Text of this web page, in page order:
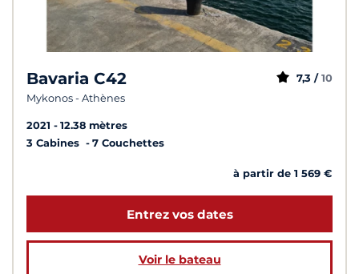
Bavaria C42
Mykonos - Athènes
7,3 / 10
2021
12.38 mètres
3 Cabines
7 Couchettes
à partir de 1 569 €
Entrez vos dates
Voir le bateau